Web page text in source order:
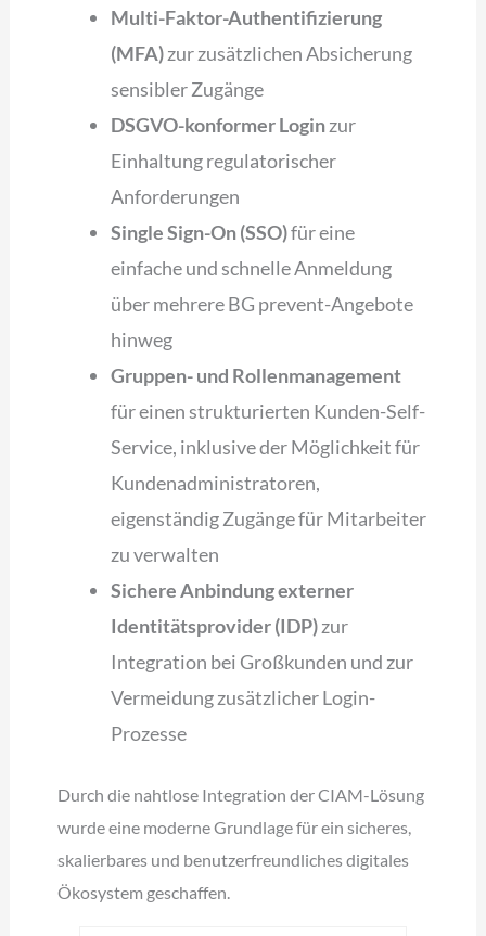
Multi-Faktor-Authentifizierung
(MFA)zur zusätzlichen Absicherung
sensibler Zugänge
DSGVO-konformer Loginzur
Einhaltung regulatorischer
Anforderungen
Single Sign-On (SSO)für eine
einfache und schnelle Anmeldung
über mehrere BG prevent-Angebote
hinweg
Gruppen- und Rollenmanagement
für einen strukturierten Kunden-Self-
Service, inklusive der Möglichkeit für
Kundenadministratoren,
eigenständig Zugänge für Mitarbeiter
zu verwalten
Sichere Anbindung externer
Identitätsprovider (IDP)zur
Integration bei Großkunden und zur
Vermeidung zusätzlicher Login-
Prozesse
Durch die nahtlose Integration der CIAM-Lösung
wurde eine moderne Grundlage für ein sicheres,
skalierbares und benutzerfreundliches digitales
Ökosystem geschaffen.